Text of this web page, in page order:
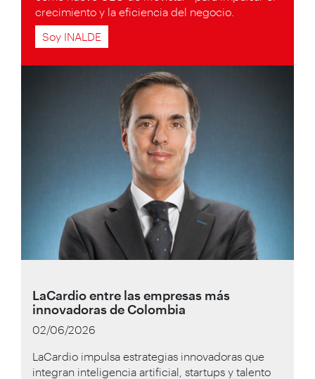
crecimiento y la eficiencia del negocio.
Soy INALDE
LaCardio entre las empresas más
innovadoras de Colombia
02/06/2026
LaCardio impulsa estrategias innovadoras que
integran inteligencia artificial, startups y talento